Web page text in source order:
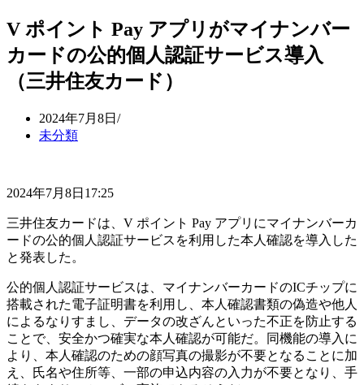
V ポイント Pay アプリがマイナンバー
カードの公的個人認証サービス導入
（三井住友カード）
2024年7月8日
未分類
2024年7月8日17:25
三井住友カードは、V ポイント Pay アプリにマイナンバーカ
ードの公的個人認証サービスを利用した本人確認を導入した
と発表した。
公的個人認証サービスは、マイナンバーカードのICチップに
搭載された電子証明書を利用し、本人確認書類の偽造や他人
によるなりすまし、データの改ざんといった不正を防止する
ことで、安全かつ確実な本人確認が可能だ。同機能の導入に
より、本人確認のための顔写真の撮影が不要となることに加
え、氏名や住所等、一部の申込内容の入力が不要となり、手